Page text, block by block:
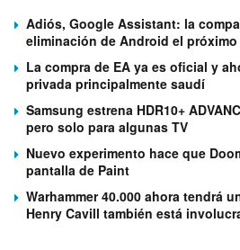
Adiós, Google Assistant: la
eliminación de Android el próximo
La compra de EA ya es oficial y
privada principalmente saudí
Samsung estrena HDR10+
pero solo para algunas TV
Nuevo experimento hace que
pantalla de Paint
Warhammer 40.000 ahora tendrá
Henry Cavill también está